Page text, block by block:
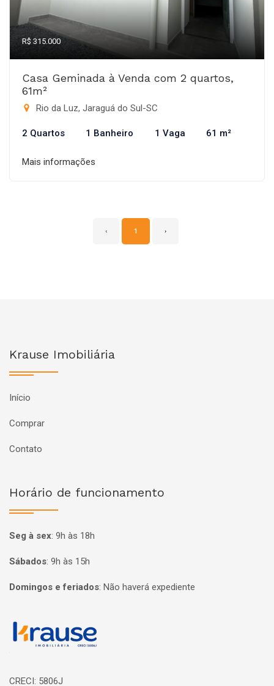
R$ 315.000
Casa Geminada à Venda com 2 quartos,
61m²
Rio da Luz, Jaraguá do Sul-SC
2 Quartos 1 Banheiro 1 Vaga 61 m²
Mais informações
‹ 1 ›
Krause Imobiliária
Início
Comprar
Contato
Horário de funcionamento
Seg à sex: 9h às 18h
Sábados: 9h às 15h
Domingos e feriados: Não haverá expediente
Página inicial
CRECI: 5806J